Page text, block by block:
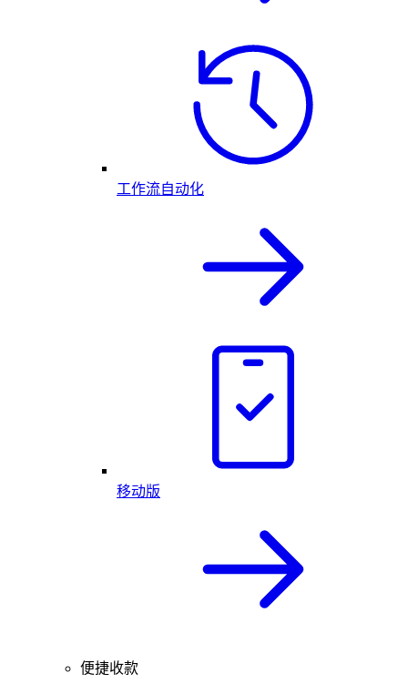
工作流自动化
移动版
便捷收款